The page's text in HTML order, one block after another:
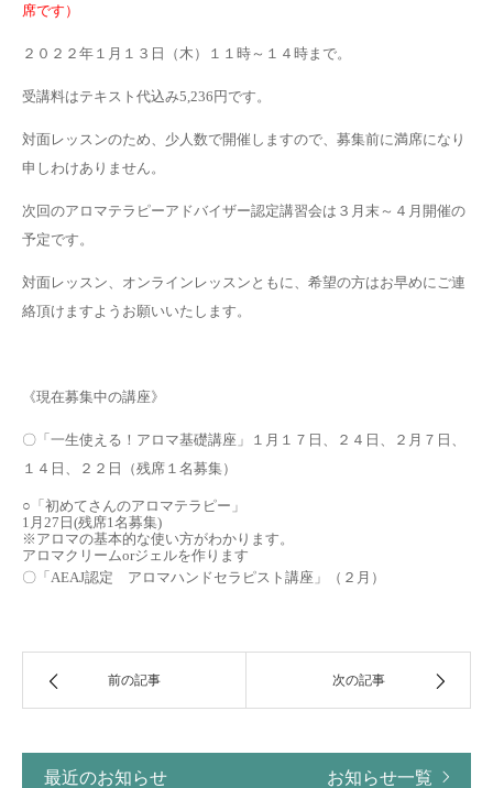
席です）
２０２２年１月１３日（木）１１時～１４時まで。
受講料はテキスト代込み5,236円です。
対面レッスンのため、少人数で開催しますので、募集前に満席になり
申しわけありません。
次回のアロマテラピーアドバイザー認定講習会は３月末～４月開催の
予定です。
対面レッスン、オンラインレッスンともに、希望の方はお早めにご連
絡頂けますようお願いいたします。
《現在募集中の講座》
〇「一生使える！アロマ基礎講座」１月１７日、２４日、２月７日、
１４日、２２日（残席１名募集）
○「初めてさんのアロマテラピー」
1月27日(残席1名募集)
※アロマの基本的な使い方がわかります。
アロマクリームorジェルを作ります
〇「AEAJ認定 アロマハンドセラピスト講座」（２月）
前の記事 次の記事
最近のお知らせ お知らせ一覧